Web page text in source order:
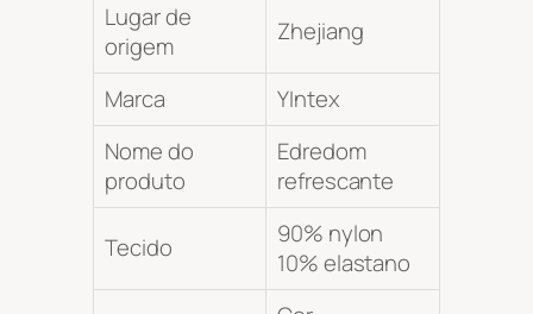
Lugar de
origem
Zhejiang
Marca
YIntex
Nome do
produto
Edredom
refrescante
Tecido
90% nylon
10% elastano